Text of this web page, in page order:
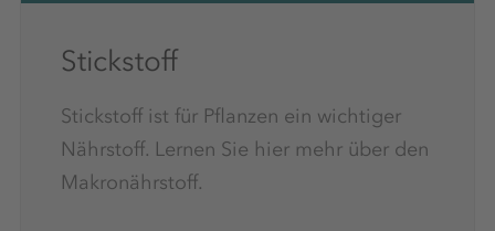
Stickstoff
Stickstoff ist für Pflanzen ein wichtiger
Nährstoff. Lernen Sie hier mehr über den
Makronährstoff.